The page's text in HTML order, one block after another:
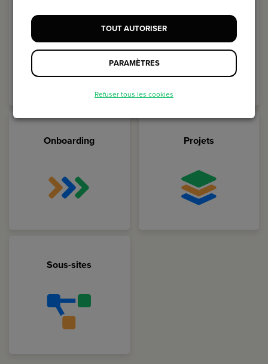
Données Dons
Onboarding Projets
Sous-sites
TOUT AUTORISER
PARAMÈTRES
Refuser tous les cookies